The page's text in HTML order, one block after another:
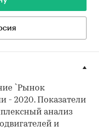
`Рынок
- 2020. Показатели
анализ
и